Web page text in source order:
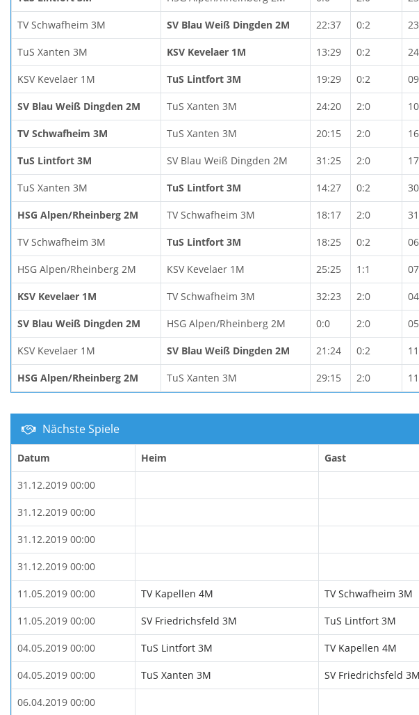
TV Schwafheim 3M SV Blau Weiß Dingden 2M 22:37 0:2
TuS Xanten 3M KSV Kevelaer 1M 13:29 0:2
KSV Kevelaer 1M TuS Lintfort 3M 19:29 0:2
SV Blau Weiß Dingden 2M TuS Xanten 3M 24:20 2:0
TV Schwafheim 3M TuS Xanten 3M 20:15 2:0
TuS Lintfort 3M SV Blau Weiß Dingden 2M 31:25 2:0
TuS Xanten 3M TuS Lintfort 3M 14:27 0:2
HSG Alpen/Rheinberg 2M TV Schwafheim 3M 18:17 2:0
TV Schwafheim 3M TuS Lintfort 3M 18:25 0:2
HSG Alpen/Rheinberg 2M KSV Kevelaer 1M 25:25 1:1
KSV Kevelaer 1M TV Schwafheim 3M 32:23 2:0
SV Blau Weiß Dingden 2M HSG Alpen/Rheinberg 2M 0:0 2:0
KSV Kevelaer 1M SV Blau Weiß Dingden 2M 21:24 0:2
HSG Alpen/Rheinberg 2M TuS Xanten 3M 29:15 2:0
Nächste Spiele
Datum Heim Gast
31.12.2019 00:00
31.12.2019 00:00
31.12.2019 00:00
31.12.2019 00:00
11.05.2019 00:00 TV Kapellen 4M TV Schwafheim 3M
11.05.2019 00:00 SV Friedrichsfeld 3M TuS Lintfort 3M
04.05.2019 00:00 TuS Lintfort 3M TV Kapellen 4M
04.05.2019 00:00 TuS Xanten 3M SV Friedrichsfeld 3M
06.04.2019 00:00